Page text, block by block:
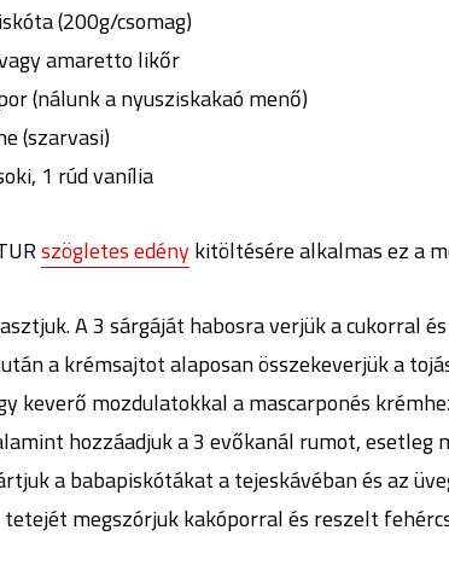
(200g/csomag)
amaretto likőr
(nálunk a nyusziskakaó menő)
(szarvasi)
1 rúd vanília
szögletes edénykitöltésére alkalmas ez a
A 3 sárgáját habosra verjük a cukorral
a krémsajtot alaposan összekeverjük a
keverő mozdulatokkal a mascarponés
hozzáadjuk a 3 evőkanál rumot,
a babapiskótákat a tejeskávéban és az
megszórjuk kakóporral és reszelt